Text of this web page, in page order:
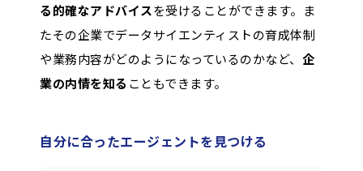
る的確なアドバイスを受けることができます。ま
たその企業でデータサイエンティストの育成体制
や業務内容がどのようになっているのかなど、 企
業の内情を知る こともできます。
自分に合ったエージェントを見つける